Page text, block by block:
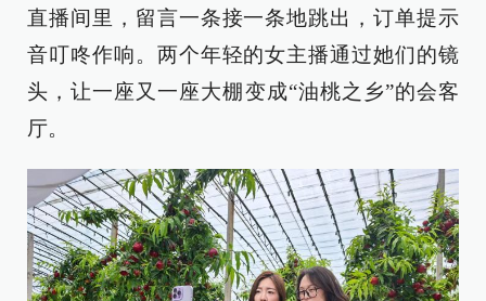
直播间里，留言一条接一条地跳出，订单提示
音叮咚作响。两个年轻的女主播通过她们的镜
头，让一座又一座大棚变成“油桃之乡”的会客
厅。